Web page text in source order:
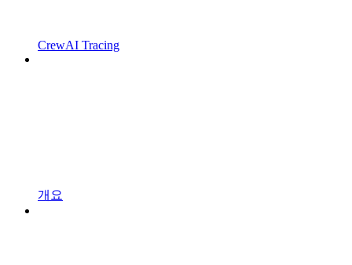
CrewAI Tracing
개요